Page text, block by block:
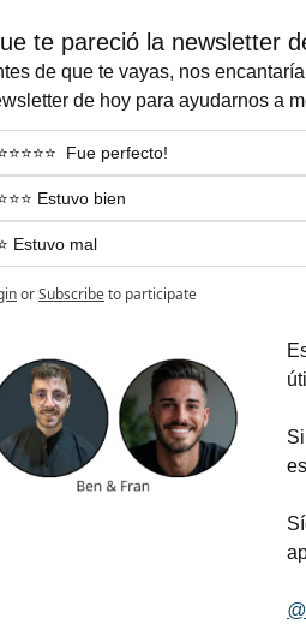
te pareció la newsletter
de que te vayas, nos
de hoy para ayudarnos a
Fue perfecto!
Estuvo bien
Estuvo mal
orSubscribeto participate